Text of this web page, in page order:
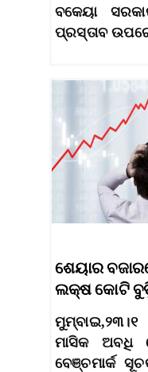
ବକେୟା
ପ୍ରସ୍ତାବ
ଶେୟାର
ଲକ୍ଷ କୋଟି
ମାସିକ ଅବଧି
ବେଞ୍ଚମାର୍କ